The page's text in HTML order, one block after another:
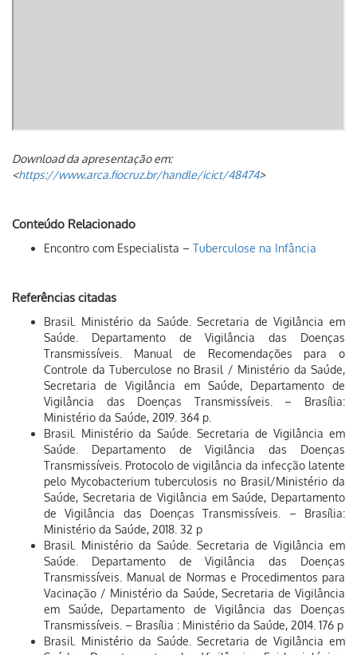
Download da apresentação em:
<https://www.arca.fiocruz.br/handle/icict/48474>
Conteúdo Relacionado
Encontro com Especialista – Tuberculose na Infância
Referências citadas
Brasil. Ministério da Saúde. Secretaria de Vigilância em
Saúde. Departamento de Vigilância das Doenças
Transmissíveis. Manual de Recomendações para o
Controle da Tuberculose no Brasil / Ministério da Saúde,
Secretaria de Vigilância em Saúde, Departamento de
Vigilância das Doenças Transmissíveis. – Brasília:
Ministério da Saúde, 2019. 364 p.
Brasil. Ministério da Saúde. Secretaria de Vigilância em
Saúde. Departamento de Vigilância das Doenças
Transmissíveis. Protocolo de vigilância da infecção latente
pelo Mycobacterium tuberculosis no Brasil/Ministério da
Saúde, Secretaria de Vigilância em Saúde, Departamento
de Vigilância das Doenças Transmissíveis. – Brasília:
Ministério da Saúde, 2018. 32 p
Brasil. Ministério da Saúde. Secretaria de Vigilância em
Saúde. Departamento de Vigilância das Doenças
Transmissíveis. Manual de Normas e Procedimentos para
Vacinação / Ministério da Saúde, Secretaria de Vigilância
em Saúde, Departamento de Vigilância das Doenças
Transmissíveis. – Brasília : Ministério da Saúde, 2014. 176 p
Brasil. Ministério da Saúde. Secretaria de Vigilância em